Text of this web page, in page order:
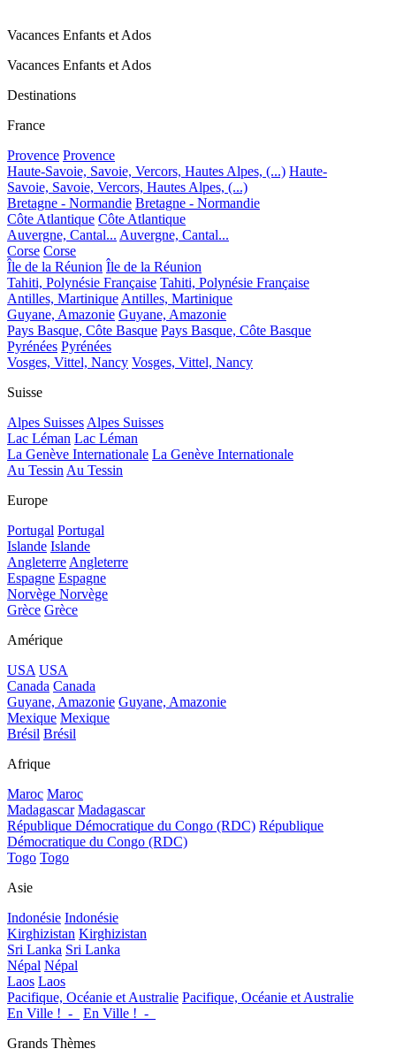
Vacances Enfants et Ados
Vacances Enfants et Ados
Destinations
France
Provence Provence
Haute-Savoie, Savoie, Vercors, Hautes Alpes, (...) Haute-
Savoie, Savoie, Vercors, Hautes Alpes, (...)
Bretagne - Normandie Bretagne - Normandie
Côte Atlantique Côte Atlantique
Auvergne, Cantal... Auvergne, Cantal...
Corse Corse
Île de la Réunion Île de la Réunion
Tahiti, Polynésie Française Tahiti, Polynésie Française
Antilles, Martinique Antilles, Martinique
Guyane, Amazonie Guyane, Amazonie
Pays Basque, Côte Basque Pays Basque, Côte Basque
Pyrénées Pyrénées
Vosges, Vittel, Nancy Vosges, Vittel, Nancy
Suisse
Alpes Suisses Alpes Suisses
Lac Léman Lac Léman
La Genève Internationale La Genève Internationale
Au Tessin Au Tessin
Europe
Portugal Portugal
Islande Islande
Angleterre Angleterre
Espagne Espagne
Norvège Norvège
Grèce Grèce
Amérique
USA USA
Canada Canada
Guyane, Amazonie Guyane, Amazonie
Mexique Mexique
Brésil Brésil
Afrique
Maroc Maroc
Madagascar Madagascar
République Démocratique du Congo (RDC) République
Démocratique du Congo (RDC)
Togo Togo
Asie
Indonésie Indonésie
Kirghizistan Kirghizistan
Sri Lanka Sri Lanka
Népal Népal
Laos Laos
Pacifique, Océanie et Australie Pacifique, Océanie et Australie
En Ville !_-_
En Ville !_-_
Grands Thèmes